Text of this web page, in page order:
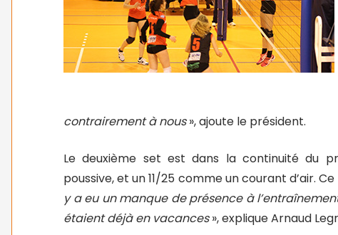
contrairement à nous», ajoute le président.
Le deuxième set est dans la continuité du
poussive, et un 11/25 comme un courant d’air.
y a eu un manque de présence à
étaient déjà en vacances», explique Arnaud